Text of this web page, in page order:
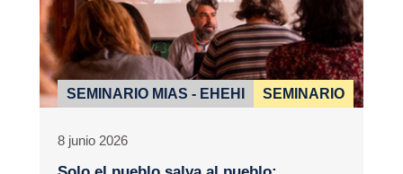
SEMINARIO MIAS - EHEHI SEMINARIO
8 junio 2026